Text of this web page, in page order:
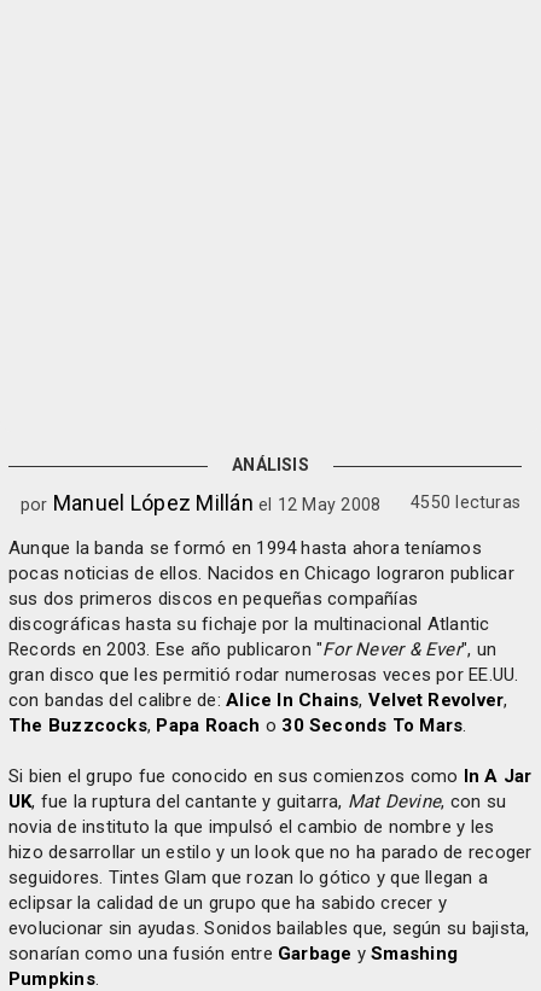
ANÁLISIS
por Manuel López Millánel 12 May 2008 4550 lecturas
Aunque la banda se formó en 1994 hasta ahora teníamos
pocas noticias de ellos. Nacidos en Chicago lograron publicar
sus dos primeros discos en pequeñas compañías
discográficas hasta su fichaje por la multinacional Atlantic
Records en 2003. Ese año publicaron "For Never & Ever", un
gran disco que les permitió rodar numerosas veces por EE.UU.
con bandas del calibre de:Alice In Chains, Velvet Revolver,
The Buzzcocks, Papa Roach o 30 Seconds To Mars.
Si bien el grupo fue conocido en sus comienzos como In A Jar
UK, fue la ruptura del cantante y guitarra, Mat Devine, con su
novia de instituto la que impulsó el cambio de nombre y les
hizo desarrollar un estilo y un look que no ha parado de recoger
seguidores. Tintes Glam que rozan lo gótico y que llegan a
eclipsar la calidad de un grupo que ha sabido crecer y
evolucionar sin ayudas. Sonidos bailables que, según su bajista,
sonarían como una fusión entre Garbage ySmashing
Pumpkins.